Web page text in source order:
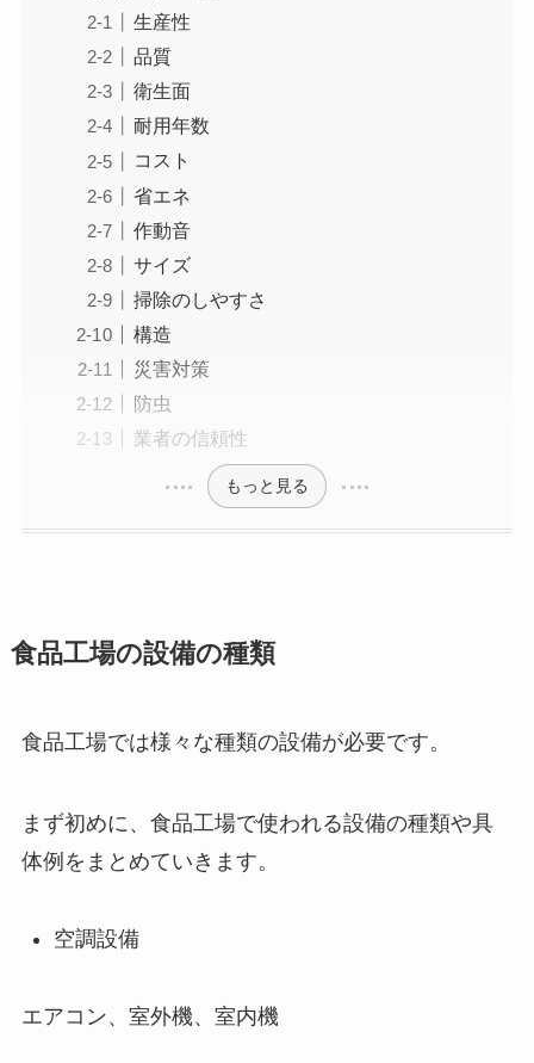
生産性
品質
衛生面
耐用年数
コスト
省エネ
作動音
サイズ
掃除のしやすさ
構造
災害対策
防虫
業者の信頼性
もっと見る
食品工場の設備の種類
食品工場では様々な種類の設備が必要です。
まず初めに、食品工場で使われる設備の種類や具
体例をまとめていきます。
空調設備
エアコン、室外機、室内機